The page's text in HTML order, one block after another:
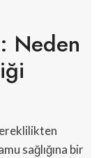
Neden
sağlığına bir